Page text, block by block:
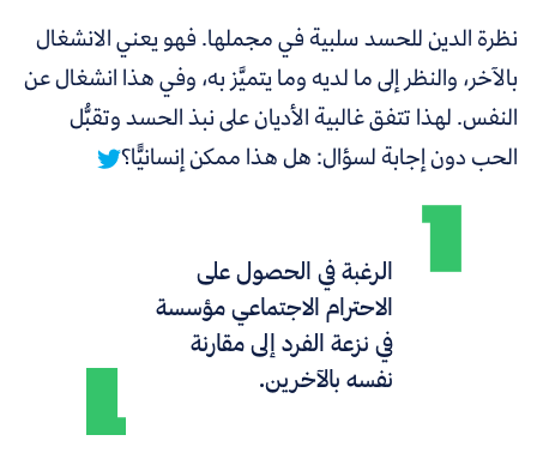
نظرة الدين للحسد سلبية في مجملها. فهو يعني الانشغال
بالآخر، والنظر إلى ما لديه وما يتميَّز به، وفي هذا انشغال عن
النفس.لهذا تتفق غالبية الأديان على نبذ الحسد وتقبُّل
الحب دون إجابة لسؤال: هل هذا ممكن إنسانيًّا؟
الرغبة في الحصول على
الاحترام الاجتماعي مؤسسة
في نزعة الفرد إلى مقارنة
نفسه بالآخرين.